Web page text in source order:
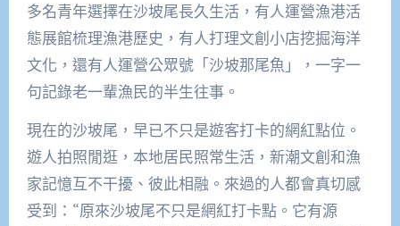
多名青年選擇在沙坡尾長久生活，有人運營漁港活
態展館梳理漁港歷史，有人打理文創小店挖掘海洋
文化，還有人運營公眾號「沙坡那尾魚」，一字一
句記錄老一輩漁民的半生往事。
現在的沙坡尾，早已不只是遊客打卡的網紅點位。
遊人拍照閒逛，本地居民照常生活，新潮文創和漁
家記憶互不干擾、彼此相融。來過的人都會真切感
受到：“原來沙坡尾不只是網紅打卡點。它有源